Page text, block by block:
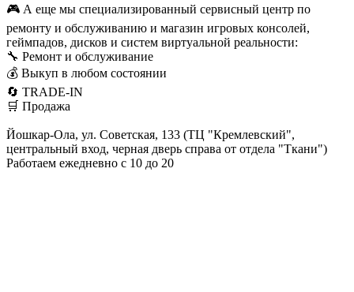
🎮 А еще мы специализированный сервисный центр по
ремонту и обслуживанию и магазин игровых консолей,
геймпадов, дисков и систем виртуальной реальности:
🔧 Ремонт и обслуживание
💰 Выкуп в любом состоянии
🔄 TRADE-IN
🛒 Продажа
Йошкар-Ола, ул. Советская, 133 (ТЦ "Кремлевский",
центральный вход, черная дверь справа от отдела "Ткани")
Работаем ежедневно с 10 до 20